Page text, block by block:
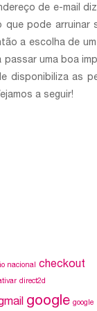
de e-mail
que pode
a escolha de
uma boa
disponibiliza as
a seguir!
nacional
checkout
direct2d
google google